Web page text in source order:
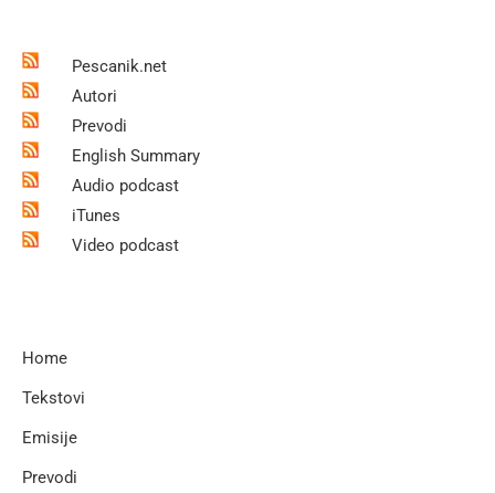
Pescanik.net
Autori
Prevodi
English Summary
Audio podcast
iTunes
Video podcast
Home
Tekstovi
Emisije
Prevodi